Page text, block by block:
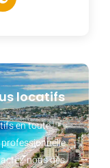
locatifs
en toute
nous dès